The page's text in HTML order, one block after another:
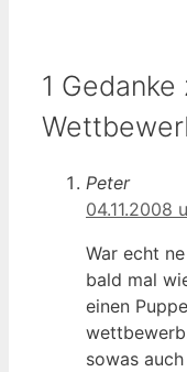
1
Peter
04.11.2008
War echt
bald mal
einen
sowas